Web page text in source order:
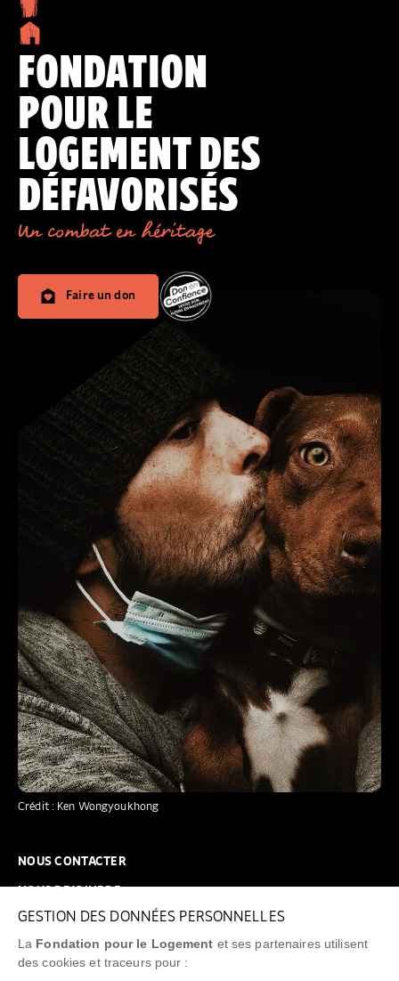
GESTION DES DONNÉES PERSONNELLES
La Fondation pour le Logement et ses partenaires utilisent
des cookies et traceurs pour :
Crédit : Ken Wongyoukhong
FONDATION
POUR LE
LOGEMENT DES
DÉFAVORISÉS
Un combat en héritage
Faire un don
NOUS CONTACTER
FAQ
NEWSLETTER